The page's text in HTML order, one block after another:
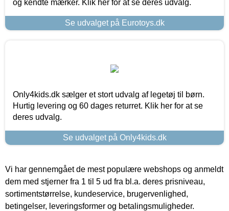
og kendte mærker. Klik her for at se deres udvalg.
Se udvalget på Eurotoys.dk
Only4kids.dk sælger et stort udvalg af legetøj til børn.
Hurtig levering og 60 dages returret. Klik her for at se
deres udvalg.
Se udvalget på Only4kids.dk
Vi har gennemgået de mest populære webshops og anmeldt
dem med stjerner fra 1 til 5 ud fra bl.a. deres prisniveau,
sortimentstørrelse, kundeservice, brugervenlighed,
betingelser, leveringsformer og betalingsmuligheder.